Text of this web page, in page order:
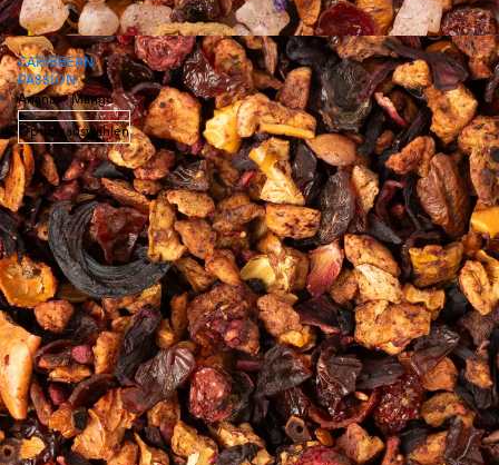
CARIBBEAN
PASSION
Ananas · Mango
Option auswählen